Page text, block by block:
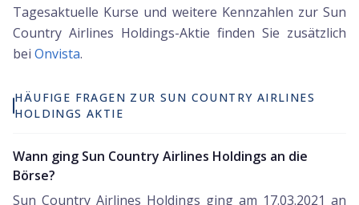
Tagesaktuelle Kurse und weitere Kennzahlen zur Sun
Country Airlines Holdings-Aktie finden Sie zusätzlich
bei Onvista.
HÄUFIGE FRAGEN ZUR SUN COUNTRY AIRLINES
HOLDINGS AKTIE
Wann ging Sun Country Airlines Holdings an die
Börse?
Sun Country Airlines Holdings ging am 17.03.2021 an